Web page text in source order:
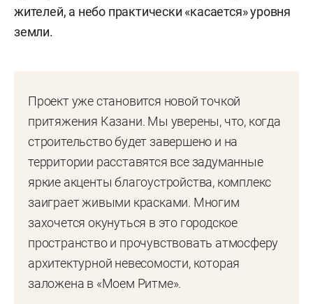
жителей, а небо практически «касается» уровня
земли.
Проект уже становится новой точкой
притяжения Казани. Мы уверены, что, когда
строительство будет завершено и на
территории расставятся все задуманные
яркие акценты благоустройства, комплекс
заиграет живыми красками. Многим
захочется окунуться в это городское
пространство и прочувствовать атмосферу
архитектурной невесомости, которая
заложена в «Моем Ритме».